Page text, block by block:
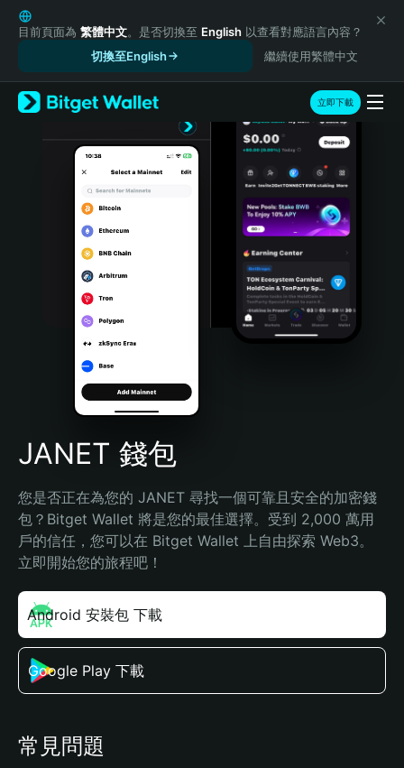
English
日本語
Русский
Español (Latinoamérica)
Türkçe
Português (Portugal)
Bahasa Indonesia
Português (Brasil)
Español (Argentina)
目前頁面為 繁體中文。是否切換至 English 以查看對應語言內容？
切換至English
繼續使用繁體中文
立即下載
JANET 錢包
您是否正在為您的 JANET 尋找一個可靠且安全的加密錢
包？Bitget Wallet 將是您的最佳選擇。受到 2,000 萬用
戶的信任，您可以在 Bitget Wallet 上自由探索 Web3。
立即開始您的旅程吧！
Android 安裝包 下載
Google Play 下載
常見問題